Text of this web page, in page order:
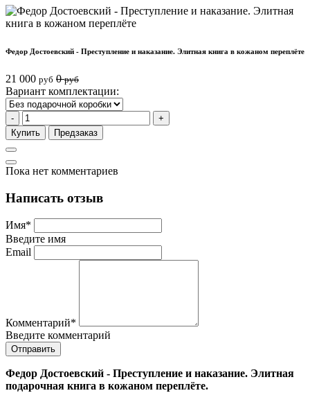
Федор Достоевский - Преступление и наказание. Элитная книга в кожаном переплёте
21 000 руб 0 руб
Вариант комплектации:
-
+
Купить
Предзаказ
Пока нет комментариев
Написать отзыв
Имя*
Введите имя
Email
Комментарий*
Введите комментарий
Федор Достоевский - Преступление и наказание. Элитная
подарочная книга в кожаном переплёте.